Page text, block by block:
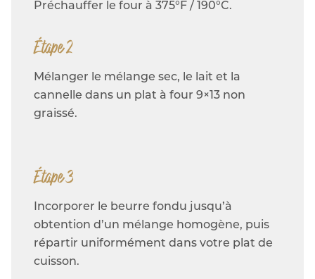
Préchauffer le four à 375°F / 190°C.
Étape 2
Mélanger le mélange sec, le lait et la
cannelle dans un plat à four 9×13 non
graissé.
Étape 3
Incorporer le beurre fondu jusqu’à
obtention d’un mélange homogène, puis
répartir uniformément dans votre plat de
cuisson.